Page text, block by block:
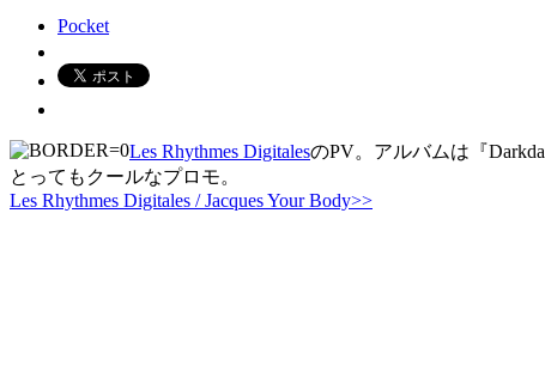
Pocket
Les Rhythmes DigitalesのPV。アルバムは『
とってもクールなプロモ。
Les Rhythmes Digitales / Jacques Your Body>>